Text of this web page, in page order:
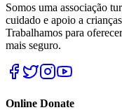
Somos uma associação
cuidado e apoio a
Trabalhamos para
mais seguro.
Online Donate